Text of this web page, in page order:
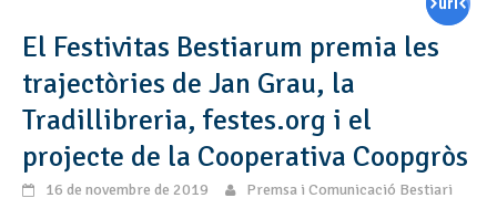
El Festivitas Bestiarum premia les
trajectòries de Jan Grau, la
Tradillibreria, festes.org i el
projecte de la Cooperativa Coopgròs
16 de novembre de 2019 Premsa i Comunicació Bestiari